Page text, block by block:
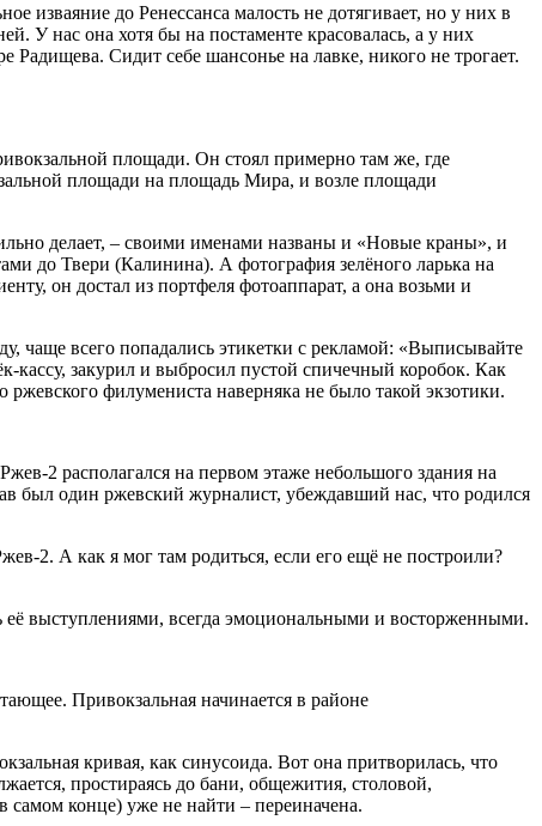
изваяние до Ренессанса малость не дотягивает, но у них в
У нас она хотя бы на постаменте красовалась, а у них
Сидит себе шансонье на лавке, никого не трогает.
площади. Он стоял примерно там же, где
площади на площадь Мира, и возле площади
делает, – своими именами названы и «Новые краны», и
до Твери (Калинина). А фотография зелёного ларька на
он достал из портфеля фотоаппарат, а она возьми и
чаще всего попадались этикетки с рекламой: «Выписывайте
кассу, закурил и выбросил пустой спичечный коробок. Как
филумениста наверняка не было такой экзотики.
2 располагался на первом этаже небольшого здания на
был один ржевский журналист, убеждавший нас, что родился
2. А как я мог там родиться, если его ещё не построили?
её выступлениями, всегда эмоциональными и восторженными.
Привокзальная начинается в районе
кривая, как синусоида. Вот она притворилась, что
простираясь до бани, общежития, столовой,
самом конце) уже не найти – переиначена.